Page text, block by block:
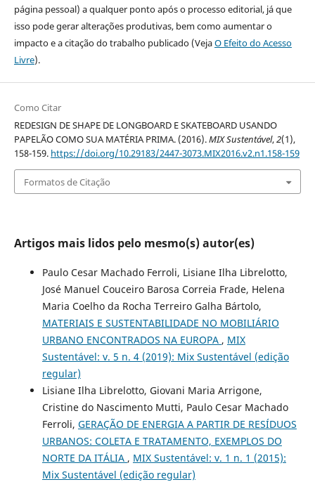
página pessoal) a qualquer ponto após o processo editorial, já que
isso pode gerar alterações produtivas, bem como aumentar o
impacto e a citação do trabalho publicado (VejaO Efeito do Acesso
Livre).
Como Citar
REDESIGN DE SHAPE DE LONGBOARD E SKATEBOARD USANDO
PAPELÃO COMO SUA MATÉRIA PRIMA. (2016).MIX Sustentável,2(1),
158-159. https://doi.org/10.29183/2447-3073.MIX2016.v2.n1.158-159
Formatos de Citação
Artigos mais lidos pelo mesmo(s) autor(es)
Paulo Cesar Machado Ferroli, Lisiane Ilha Librelotto,
José Manuel Couceiro Barosa Correia Frade, Helena
Maria Coelho da Rocha Terreiro Galha Bártolo,
MATERIAIS E SUSTENTABILIDADE NO MOBILIÁRIO
URBANO ENCONTRADOS NA EUROPA , MIX
Sustentável: v. 5 n. 4 (2019): Mix Sustentável (edição
regular)
Lisiane Ilha Librelotto, Giovani Maria Arrigone,
Cristine do Nascimento Mutti, Paulo Cesar Machado
Ferroli, GERAÇÃO DE ENERGIA A PARTIR DE RESÍDUOS
URBANOS: COLETA E TRATAMENTO, EXEMPLOS DO
NORTE DA ITÁLIA , MIX Sustentável: v. 1 n. 1 (2015):
Mix Sustentável (edição regular)